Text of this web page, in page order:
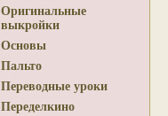
Оригинальные
выкройки
Основы
Пальто
Переводные уроки
Переделкино